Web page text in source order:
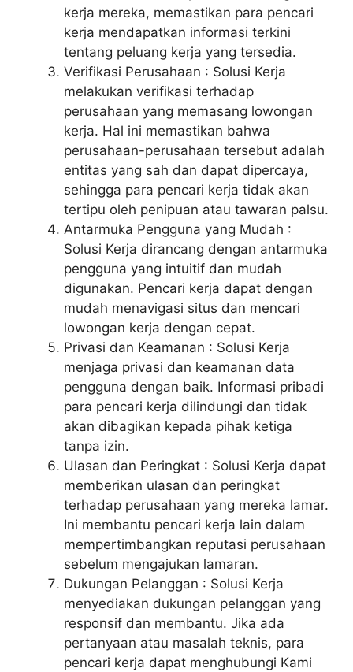
kerja mereka, memastikan para pencari
kerja mendapatkan informasi terkini
tentang peluang kerja yang tersedia.
Verifikasi Perusahaan : Solusi Kerja
melakukan verifikasi terhadap
perusahaan yang memasang lowongan
kerja. Hal ini memastikan bahwa
perusahaan-perusahaan tersebut adalah
entitas yang sah dan dapat dipercaya,
sehingga para pencari kerja tidak akan
tertipu oleh penipuan atau tawaran palsu.
Antarmuka Pengguna yang Mudah :
Solusi Kerja dirancang dengan antarmuka
pengguna yang intuitif dan mudah
digunakan. Pencari kerja dapat dengan
mudah menavigasi situs dan mencari
lowongan kerja dengan cepat.
Privasi dan Keamanan : Solusi Kerja
menjaga privasi dan keamanan data
pengguna dengan baik. Informasi pribadi
para pencari kerja dilindungi dan tidak
akan dibagikan kepada pihak ketiga
tanpa izin.
Ulasan dan Peringkat : Solusi Kerja dapat
memberikan ulasan dan peringkat
terhadap perusahaan yang mereka lamar.
Ini membantu pencari kerja lain dalam
mempertimbangkan reputasi perusahaan
sebelum mengajukan lamaran.
Dukungan Pelanggan : Solusi Kerja
menyediakan dukungan pelanggan yang
responsif dan membantu. Jika ada
pertanyaan atau masalah teknis, para
pencari kerja dapat menghubungi Kami